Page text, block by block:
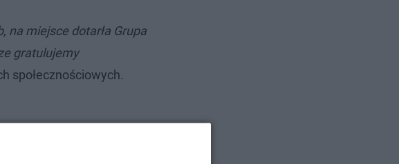
na miejsce dotarła Grupa
gratulujemy
społecznościowych.